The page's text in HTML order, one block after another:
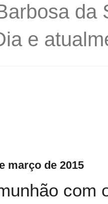
da
e
março de 2015
com